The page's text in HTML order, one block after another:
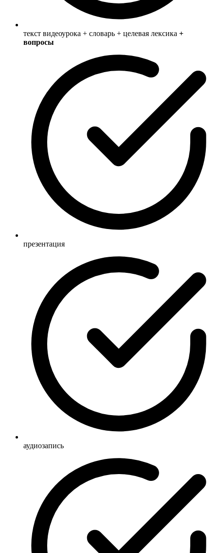
текст видеоурока + словарь + целевая лексика +
вопросы
презентация
аудиозапись